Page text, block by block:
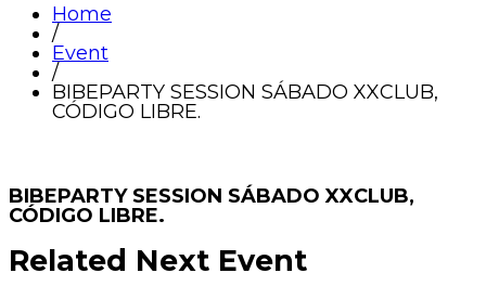
Home
/
Event
/
BIBEPARTY SESSION SÁBADO XXCLUB,
CÓDIGO LIBRE.
BIBEPARTY SESSION SÁBADO XXCLUB,
CÓDIGO LIBRE.
Related Next Event